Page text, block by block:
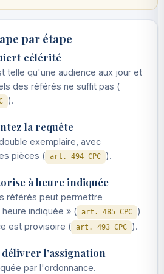
par étape
célérité
telle qu'une audience aux jour et
des référés ne suffit pas (
).
la requête
exemplaire, avec
pièces ( art. 494 CPC ).
à heure indiquée
référés peut permettre
indiquée » ( art. 485 CPC
)
est provisoire ( art. 493 CPC ).
délivrer l'assignation
par l'ordonnance.